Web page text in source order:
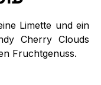
Limette und ein
Cherry Clouds
Fruchtgenuss.